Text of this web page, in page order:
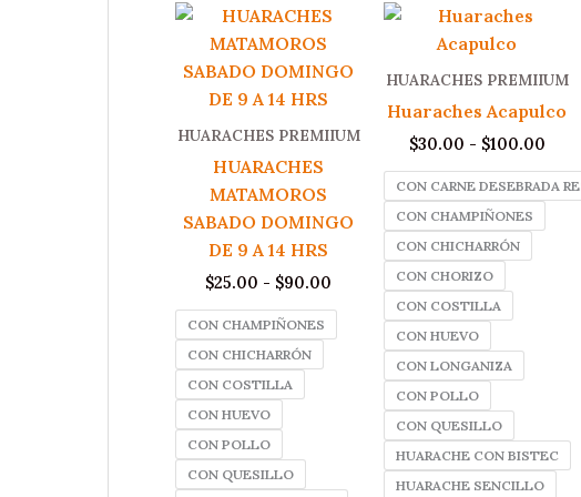
HUARACHES PREMIIUM
HUARACHES
MATAMOROS
SABADO DOMINGO
DE 9 A 14 HRS
$25.00 - $90.00
precios:
desde
CON CHAMPIÑONES
CON CHICHARRÓN
CON COSTILLA
CON HUEVO
CON POLLO
CON QUESILLO
HUARACHES PREMIIUM
Huaraches Acapulco
$30.00 - $100.00
CON CARNE DESEBRADA
CON CHAMPIÑONES
CON CHICHARRÓN
CON CHORIZO
CON COSTILLA
CON HUEVO
CON LONGANIZA
CON POLLO
CON QUESILLO
HUARACHE CON BISTEC
HUARACHE SENCILLO